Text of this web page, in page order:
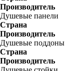
Производитель
Душевые панели
Страна
Производитель
Душевые поддоны
Страна
Производитель